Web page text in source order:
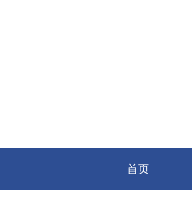
首页